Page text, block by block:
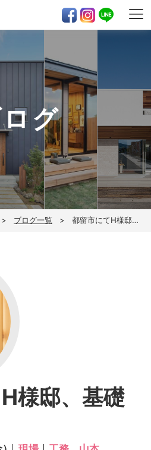
グ
ブログ一覧 都留市にてH様邸、基礎着工
様邸、基礎